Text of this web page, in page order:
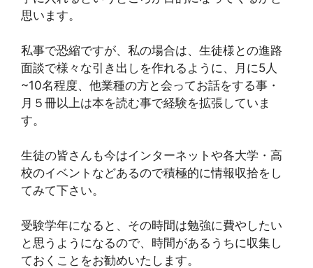
思います。
私事で恐縮ですが、私の場合は、生徒様との進路
面談で様々な引き出しを作れるように、月に5人
~10名程度、他業種の方と会ってお話をする事・
月５冊以上は本を読む事で経験を拡張していま
す。
生徒の皆さんも今はインターネットや各大学・高
校のイベントなどあるので積極的に情報収拾をし
てみて下さい。
受験学年になると、その時間は勉強に費やしたい
と思うようになるので、時間があるうちに収集し
ておくことをお勧めいたします。